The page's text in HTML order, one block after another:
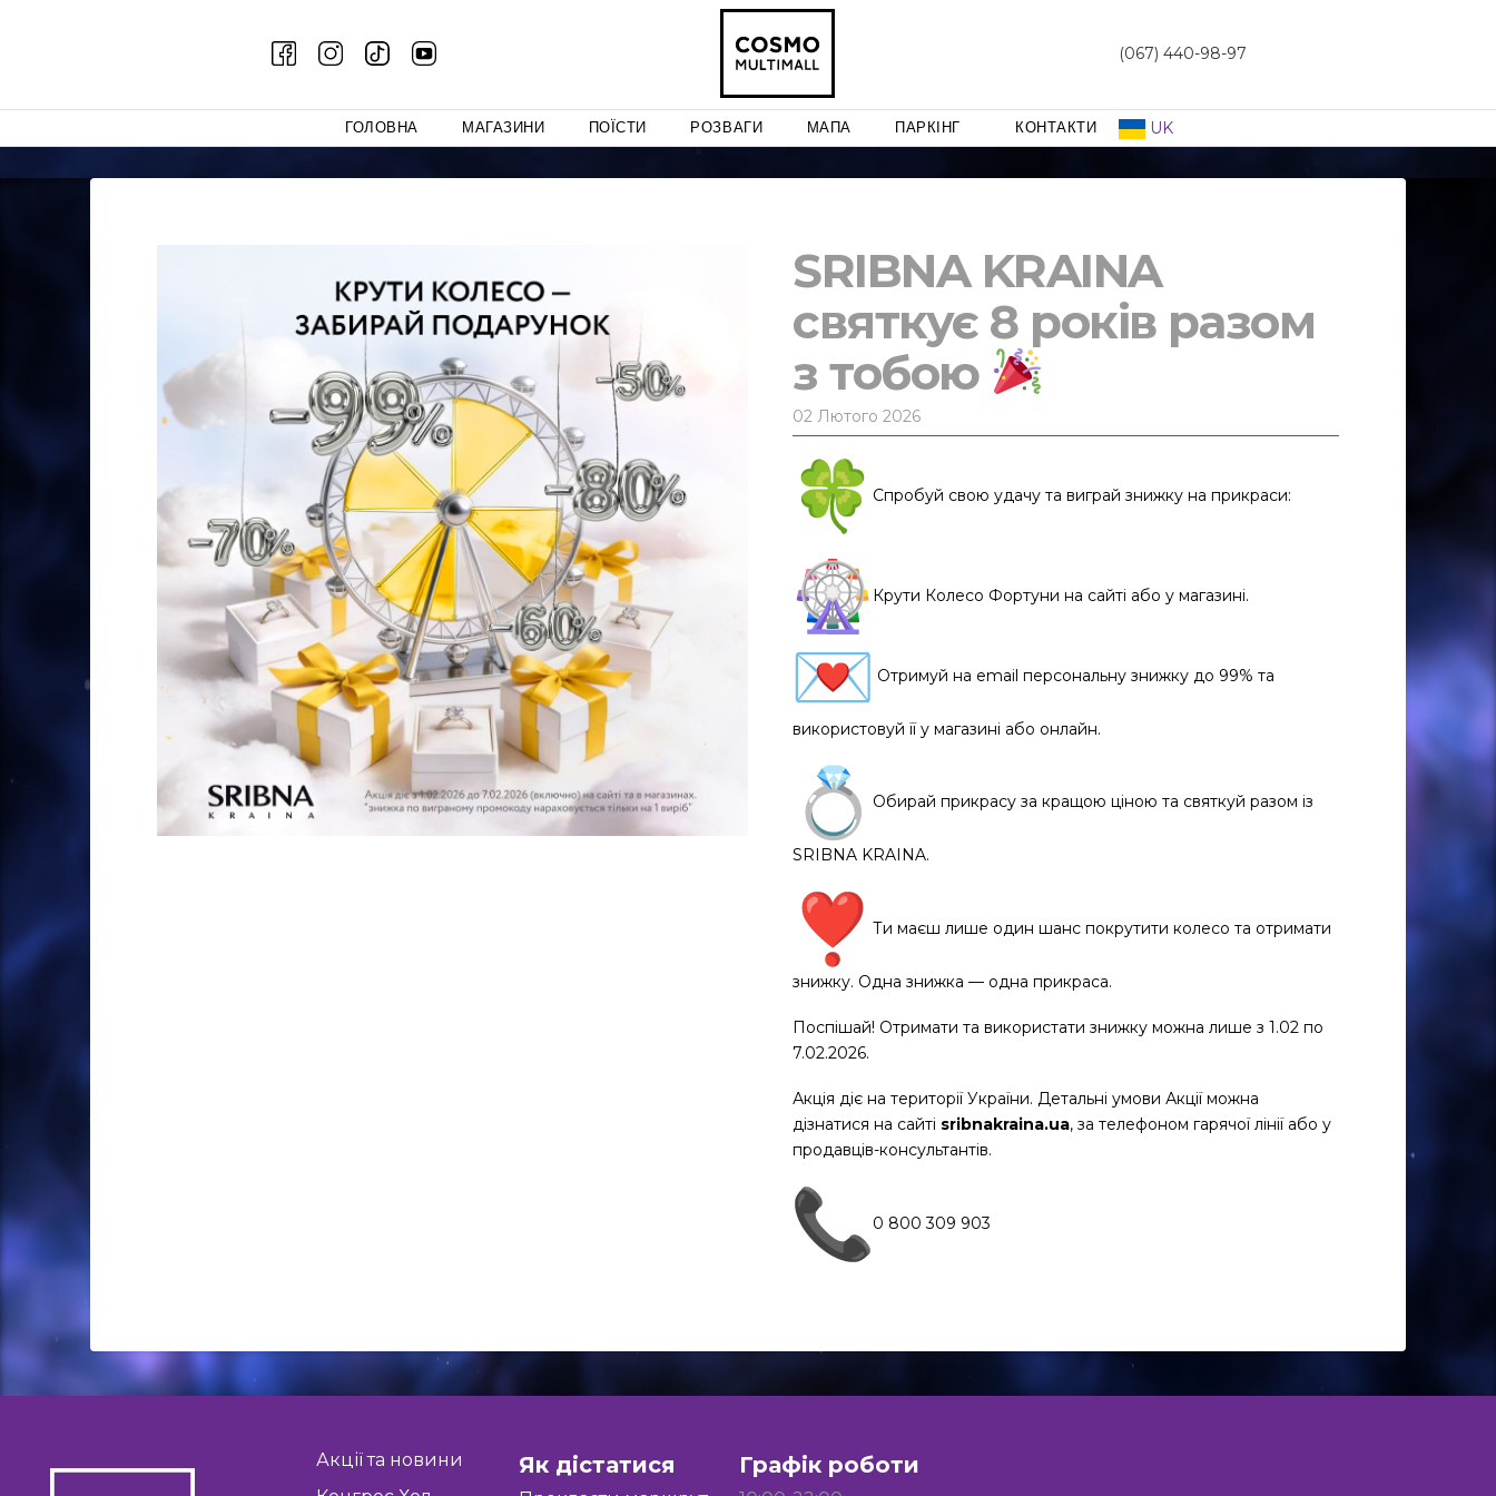
(067) 440-98-97
ГОЛОВНА МАГАЗИНИ ПОЇСТИ РОЗВАГИ МАПА ПАРКІНГ КОНТАКТИ UK
SRIBNA KRAINA
святкує 8 років разом
з тобою
02 Лютого 2026
Спробуй свою удачу та виграй знижку на прикраси:
Крути Колесо Фортуни на сайті або у магазині.
Отримуй на email персональну знижку до 99% та
використовуй її у магазині або онлайн.
Обирай прикрасу за кращою ціною та святкуй разом із
SRIBNA KRAINA.
Ти маєш лише один шанс покрутити колесо та отримати
знижку. Одна знижка — одна прикраса.
Поспішай! Отримати та використати знижку можна лише з 1.02 по
7.02.2026.
Акція діє на території України. Детальні умови Акції можна
дізнатися на сайті sribnakraina.ua, за телефоном гарячої лінії або у
продавців-консультантів.
0 800 309 903
Акції та новини
Як дістатися Графік роботи